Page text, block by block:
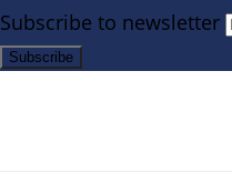
Subscribe to newsletter